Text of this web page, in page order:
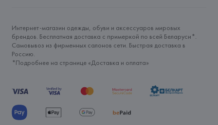
Интернет-магазин одежды, обуви и аксессуаров мировых
брендов. Бесплатная доставка с примеркой по всей Беларуси*.
Самовывоз из фирменных салонов сети. Быстрая доставка в
Россию.
*Подробнее на странице «Доставка и оплата»